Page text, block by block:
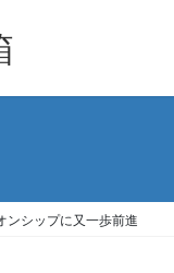
ンシップに又一歩前進